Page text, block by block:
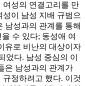
여성의 연결고리를 만
이 남성 지배 규범으
남성과의 관계를 통해
수 있다; 동성애 여
유로 비난의 대상이자
었다. 남성 중심의 이
은 남성과의 관계가
정하려고 했다. 이것